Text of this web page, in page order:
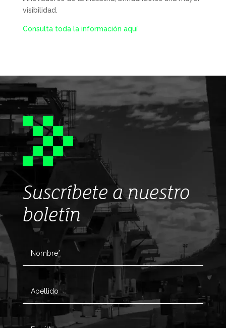
visibilidad.
Consulta toda la información aquí
Suscríbete a nuestro
boletín